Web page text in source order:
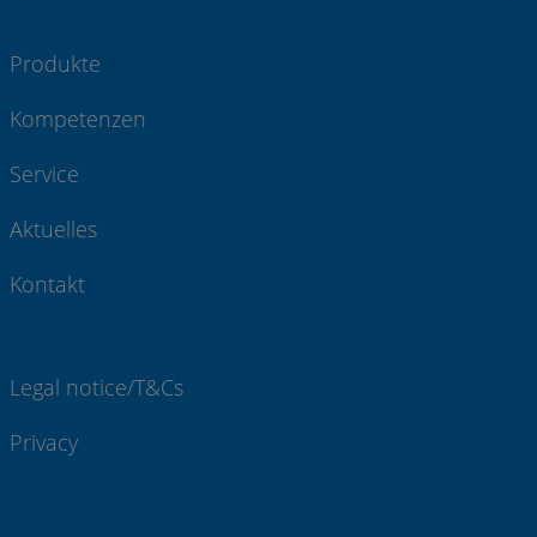
Produkte
Kompetenzen
Service
Aktuelles
Kontakt
Legal notice/T&Cs
Privacy